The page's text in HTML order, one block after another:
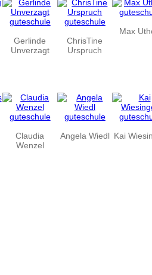
Gerlinde
Unverzagt
ChrisTine
Urspruch
Max
Claudia
Wenzel
Angela Wiedl Kai